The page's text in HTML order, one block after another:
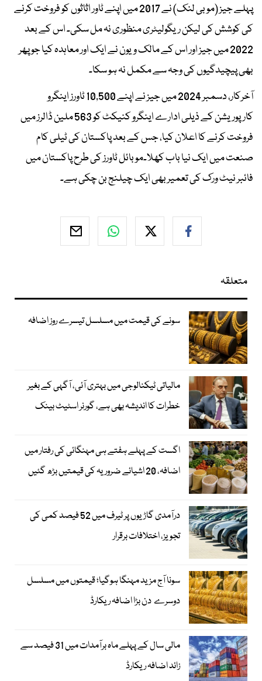
پہلے جیز (موبی لنک) نے 2017 میں اپنے ٹاور اثاثوں کو فروخت کرنے
کی کوشش کی لیکن ریگولیٹری منظوری نہ مل سکی۔ اس کے بعد
2022 میں جیز اور اس کے مالک ویون نے ایک اور معاہدہ کیا جو پھر
بھی پیچیدگیوں کی وجہ سے مکمل نہ ہو سکا۔
آخرکار، دسمبر 2024 میں جیز نے اپنے 10,500 ٹاورز اینگرو
کارپوریشن کے ذیلی ادارے اینگرو کنیکٹ کو 563 ملین ڈالرز میں
فروخت کرنے کا اعلان کیا، جس کے بعد پاکستان کی ٹیلی کام
صنعت میں ایک نیا باب کھلا۔موبائل ٹاورز کی طرح پاکستان میں
فائبر نیٹ ورک کی تعمیر بھی ایک چیلنج بن چکی ہے۔
متعلقہ
سونے کی قیمت میں مسلسل تیسرے روز اضافہ
مالیاتی ٹیکنالوجی میں بہتری آئی، آگہی کے بغیر
خطرات کا اندیشہ بھی ہے، گورنر اسٹیٹ بینک
اگست کے پہلے ہفتے ہی مہنگائی کی رفتار میں
اضافہ، 20 اشیائے ضروریہ کی قیمتیں بڑھ گئیں
درآمدی گاڑیوں پر ٹیرف میں 52 فیصد کمی کی
تجویز، اختلافات برقرار
سونا آج مزید مہنگا ہوگیا؛ قیمتوں میں مسلسل
دوسرے دن بڑا اضافہ ریکارڈ
مالی سال کے پہلے ماہ برآمدات میں 31 فیصد سے
زائد اضافہ ریکارڈ